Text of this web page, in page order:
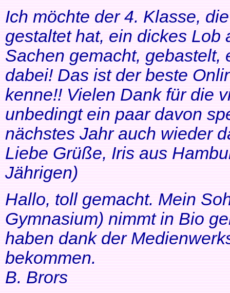
Ich möchte der 4. Klasse,
gestaltet hat, ein dickes Lob
Sachen gemacht, gebastelt,
dabei! Das ist der beste
kenne!! Vielen Dank für die
unbedingt ein paar davon
nächstes Jahr auch wieder
Liebe Grüße, Iris aus
Jährigen)
Hallo, toll gemacht. Mein
Gymnasium) nimmt in Bio
haben dank der
bekommen.
B. Brors